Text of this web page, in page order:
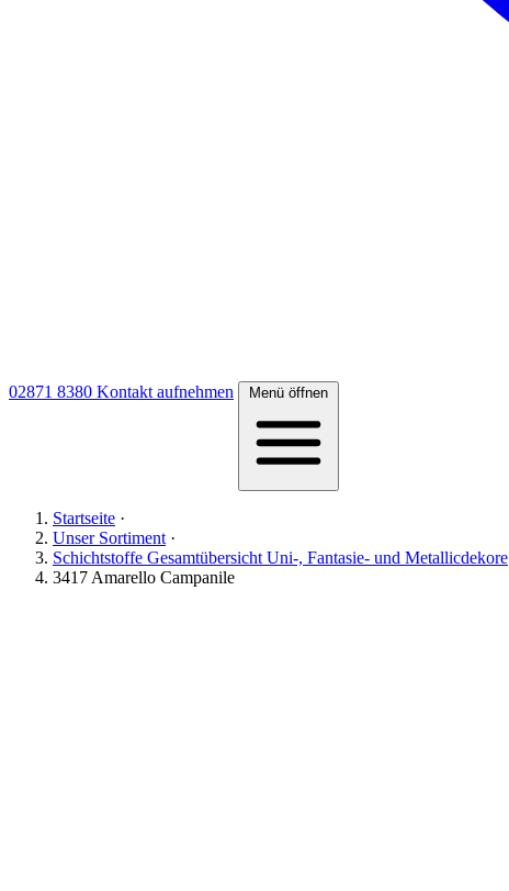
02871 8380 Kontakt aufnehmen Menü öffnen
Startseite ·
Unser Sortiment ·
Schichtstoffe Gesamtübersicht Uni-, Fantasie- und Metallicdekore
3417 Amarello Campanile